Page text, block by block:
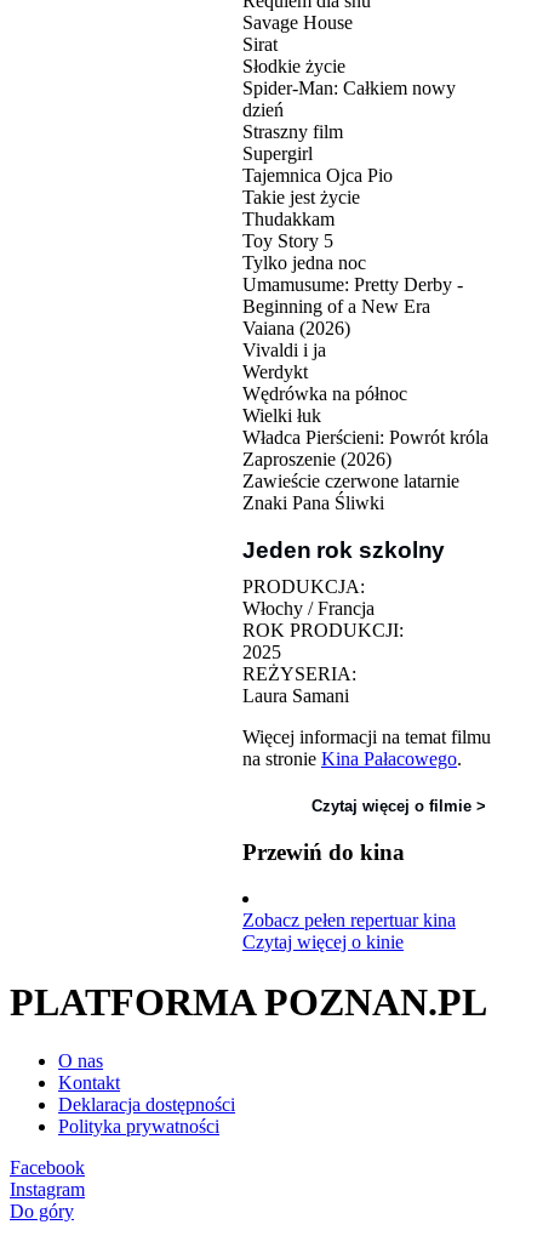
Savage House
Sirat
Słodkie życie
Spider-Man: Całkiem nowy
dzień
Straszny film
Supergirl
Tajemnica Ojca Pio
Takie jest życie
Thudakkam
Toy Story 5
Tylko jedna noc
Umamusume: Pretty Derby -
Beginning of a New Era
Vaiana (2026)
Vivaldi i ja
Werdykt
Wędrówka na północ
Wielki łuk
Władca Pierścieni: Powrót króla
Zaproszenie (2026)
Zawieście czerwone latarnie
Znaki Pana Śliwki
Jeden rok szkolny
PRODUKCJA:
Włochy / Francja
ROK PRODUKCJI:
2025
REŻYSERIA:
Laura Samani
Więcej informacji na temat filmu
na stronie Kina Pałacowego.
Czytaj więcej o filmie >
Przewiń do kina
Zobacz pełen repertuar kina
Czytaj więcej o kinie
PLATFORMA POZNAN.PL
O nas
Kontakt
Deklaracja dostępności
Polityka prywatności
Facebook
Instagram
Do góry